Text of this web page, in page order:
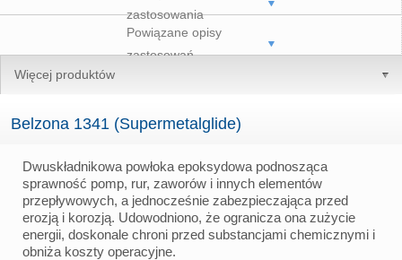
zastosowania
Powiązane opisy
zastosowań
Więcej produktów
Belzona 1341 (Supermetalglide)
Dwuskładnikowa powłoka epoksydowa podnosząca
sprawność pomp, rur, zaworów i innych elementów
przepływowych, a jednocześnie zabezpieczająca przed
erozją i korozją. Udowodniono, że ogranicza ona zużycie
energii, doskonale chroni przed substancjami chemicznymi i
obniża koszty operacyjne.